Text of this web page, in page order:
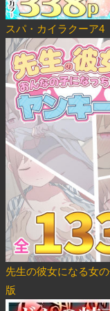
スパ・カイラクーア4
先生の彼女になる女
版